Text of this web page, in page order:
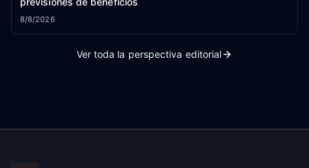
8/8/2026
Ver toda la perspectiva editorial